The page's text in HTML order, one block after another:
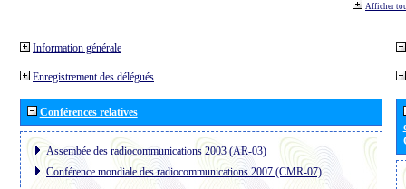
Afficher
Information générale
Enregistrement des délégués
Conférences relatives
Assembée des radiocommunications 2003 (AR-03)
Conférence mondiale des radiocommunications 2007 (CMR-07)